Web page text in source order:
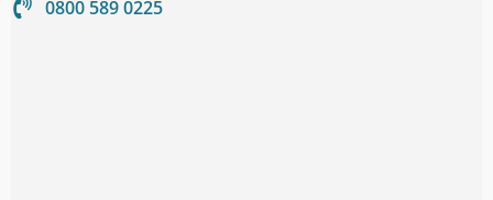
0800 589 0225